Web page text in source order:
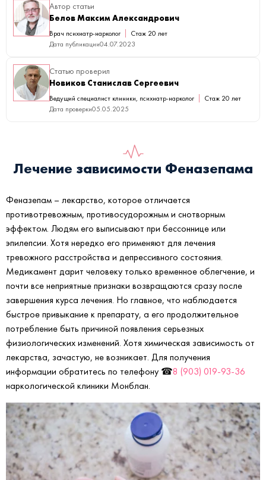
Автор статьи
Белов Максим Александрович
Врач психиатр-нарколог
Стаж 20 лет
Дата публикации04.07.2023
Статью проверил
Новиков Станислав Сергеевич
Ведущий специалист клиники, психиатр-нарколог
Стаж 20 лет
Дата проверки05.05.2025
Лечение зависимости Феназепама
Феназепам – лекарство, которое отличается
противотревожным, противосудорожным и снотворным
эффектом. Людям его выписывают при бессоннице или
эпилепсии. Хотя нередко его применяют для лечения
тревожного расстройства и депрессивного состояния.
Медикамент дарит человеку только временное облегчение, и
почти все неприятные признаки возвращаются сразу после
завершения курса лечения. Но главное, что наблюдается
быстрое привыкание к препарату, а его продолжительное
потребление быть причиной появления серьезных
физиологических изменений. Хотя химическая зависимость от
лекарства, зачастую, не возникает. Для получения
информации обратитесь по телефону ☎8 (903) 019-93-36
наркологической клиники Монблан.